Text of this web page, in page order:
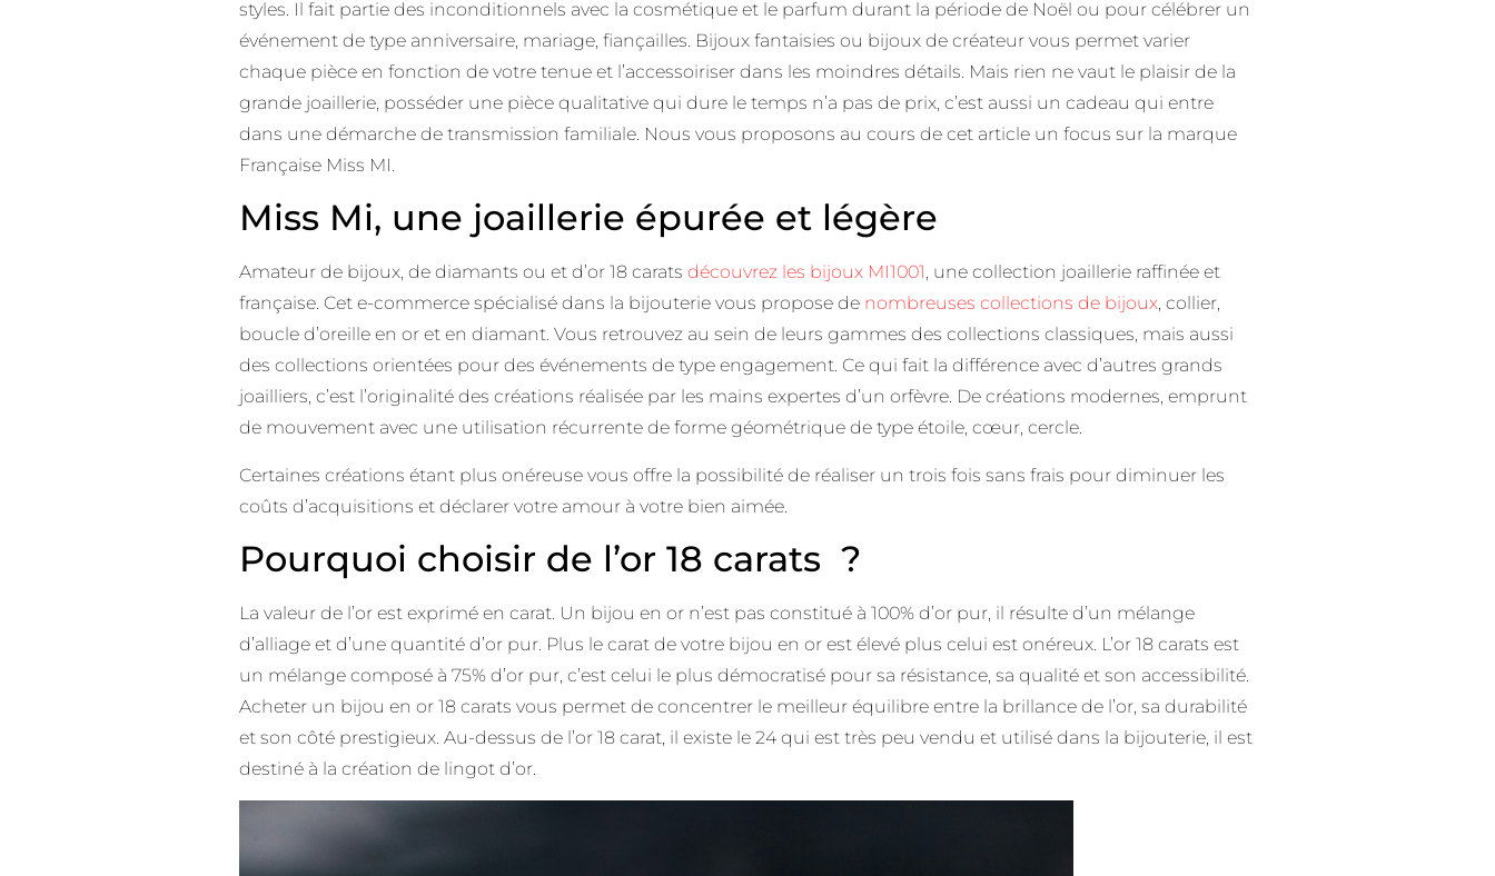
styles. Il fait partie des inconditionnels avec la cosmétique et le parfum durant la période de Noël ou pour célébrer un
événement de type anniversaire, mariage, fiançailles. Bijoux fantaisies ou bijoux de créateur vous permet varier
chaque pièce en fonction de votre tenue et l’accessoiriser dans les moindres détails. Mais rien ne vaut le plaisir de la
grande joaillerie, posséder une pièce qualitative qui dure le temps n’a pas de prix, c’est aussi un cadeau qui entre
dans une démarche de transmission familiale. Nous vous proposons au cours de cet article un focus sur la marque
Française Miss MI.
Miss Mi, une joaillerie épurée et légère
Amateur de bijoux, de diamants ou et d’or 18 caratsdécouvrez les bijoux MI1001, une collection joaillerie raffinée et
française. Cet e-commerce spécialisé dans la bijouterie vous propose de nombreuses collections de bijoux, collier,
boucle d’oreille en or et en diamant. Vous retrouvez au sein de leurs gammes des collections classiques, mais aussi
des collections orientées pour des événements de type engagement. Ce qui fait la différence avec d’autres grands
joailliers, c’est l’originalité des créations réalisée par les mains expertes d’un orfèvre. De créations modernes, emprunt
de mouvement avec une utilisation récurrente de forme géométrique de type étoile, cœur, cercle.
Certaines créations étant plus onéreuse vous offre la possibilité de réaliser un trois fois sans frais pour diminuer les
coûts d’acquisitions et déclarer votre amour à votre bien aimée.
Pourquoi choisir de l’or 18 carats ?
La valeur de l’or est exprimé en carat. Un bijou en or n’est pas constitué à 100% d’or pur, il résulte d’un mélange
d’alliage et d’une quantité d’or pur. Plus le carat de votre bijou en or est élevé plus celui est onéreux. L’or 18 carats est
un mélange composé à 75% d’or pur, c’est celui le plus démocratisé pour sa résistance, sa qualité et son accessibilité.
Acheter un bijou en or 18 carats vous permet de concentrer le meilleur équilibre entre la brillance de l’or, sa durabilité
et son côté prestigieux. Au-dessus de l’or 18 carat, il existe le 24 qui est très peu vendu et utilisé dans la bijouterie, il est
destiné à la création de lingot d’or.